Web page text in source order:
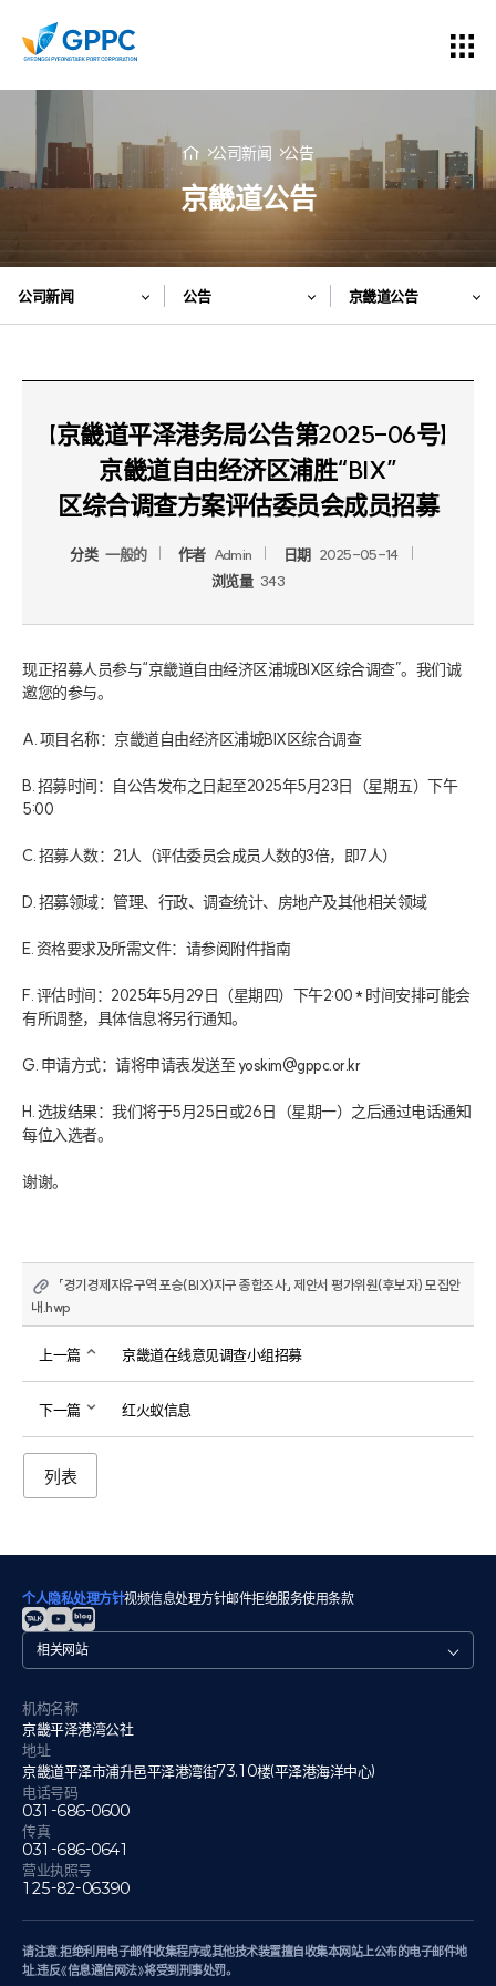
公司新闻 公告
京畿道公告
公司新闻 公告 京畿道公告
【京畿道平泽港务局公告第2025-06号】
京畿道自由经济区浦胜“BIX”
区综合调查方案评估委员会成员招募
分类 一般的 作者 Admin 日期 2025-05-14
浏览量 343
现正招募人员参与“京畿道自由经济区浦城BIX区综合调查”。我们诚
邀您的参与。
A. 项目名称：京畿道自由经济区浦城BIX区综合调查
B. 招募时间：自公告发布之日起至2025年5月23日（星期五）下午
5:00
C. 招募人数：21人（评估委员会成员人数的3倍，即7人）
D. 招募领域：管理、行政、调查统计、房地产及其他相关领域
E. 资格要求及所需文件：请参阅附件指南
F. 评估时间：2025年5月29日（星期四）下午2:00 * 时间安排可能会
有所调整，具体信息将另行通知。
G. 申请方式：请将申请表发送至 yoskim@gppc.or.kr
H. 选拔结果：我们将于5月25日或26日（星期一）之后通过电话通知
每位入选者。
谢谢。
「경기경제자유구역 포승(BIX)지구 종합조사」 제안서 평가위원(후보자) 모집안
내.hwp
上一篇 京畿道在线意见调查小组招募
下一篇 红火蚁信息
列表
个人隐私处理方针视频信息处理方针邮件拒绝服务使用条款
관
련
이
트
机构名称
京畿平泽港湾公社
地址
京畿道平泽市浦升邑平泽港湾街73.10楼(平泽港海洋中心)
电话号码
031-686-0600
传真
031-686-0641
营业执照号
125-82-06390
请注意,拒绝利用电子邮件收集程序或其他技术装置擅自收集本网站上公布的电子邮件地
址,违反《信息通信网法》将受到刑事处罚。